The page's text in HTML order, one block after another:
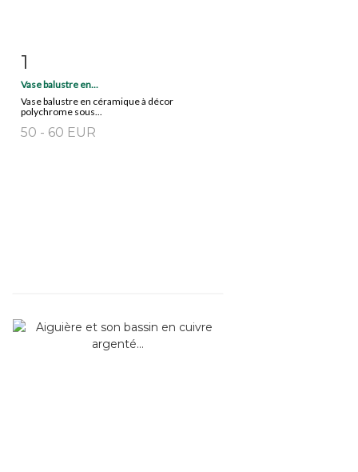
1
Vase balustre en...
Vase balustre en céramique à décor
polychrome sous...
50 - 60 EUR